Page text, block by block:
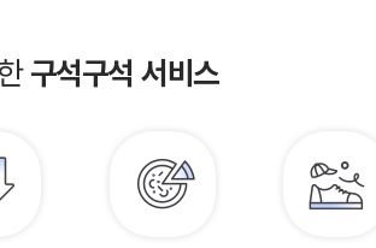
구석구석 서비스